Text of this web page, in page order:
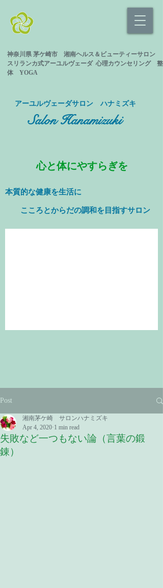
神奈川県 茅ケ崎市 湘南ヘルス＆ビューティーサロン
スリランカ式アーユルヴェーダ 心理カウンセリング 整
体 YOGA
​アーユルヴェーダサロン ハナミズキ
Salon Hanamizuki
心と体にやすらぎを
本質的な健康を生活に
​ こころとからだの調和を目指すサロン
Post
失敗など一つもない論（言葉の鍛
錬）
湘南茅ケ崎 サロンハナミズキ
Apr 4, 2020 1 min read